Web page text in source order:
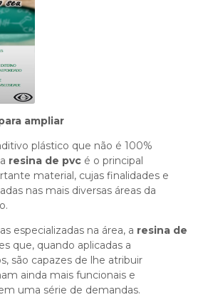
ampliar
plástico que não é 100%
resina de pvc é o principal
material, cujas finalidades e
nas mais diversas áreas da
especializadas na área, a resina de
que, quando aplicadas a
são capazes de lhe atribuir
ainda mais funcionais e
uma série de demandas.